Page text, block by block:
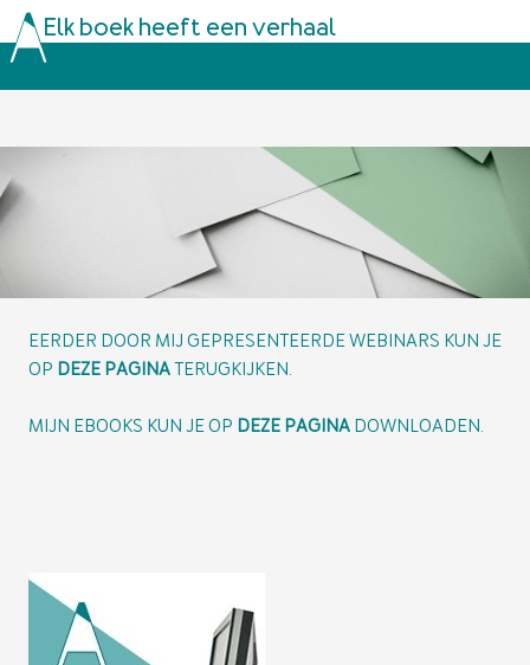
Elk boek heeft een verhaal
EERDER DOOR MIJ GEPRESENTEERDE WEBINARS KUN JE
OP DEZE PAGINATERUGKIJKEN.
MIJN EBOOKS KUN JE OP DEZE PAGINA DOWNLOADEN.